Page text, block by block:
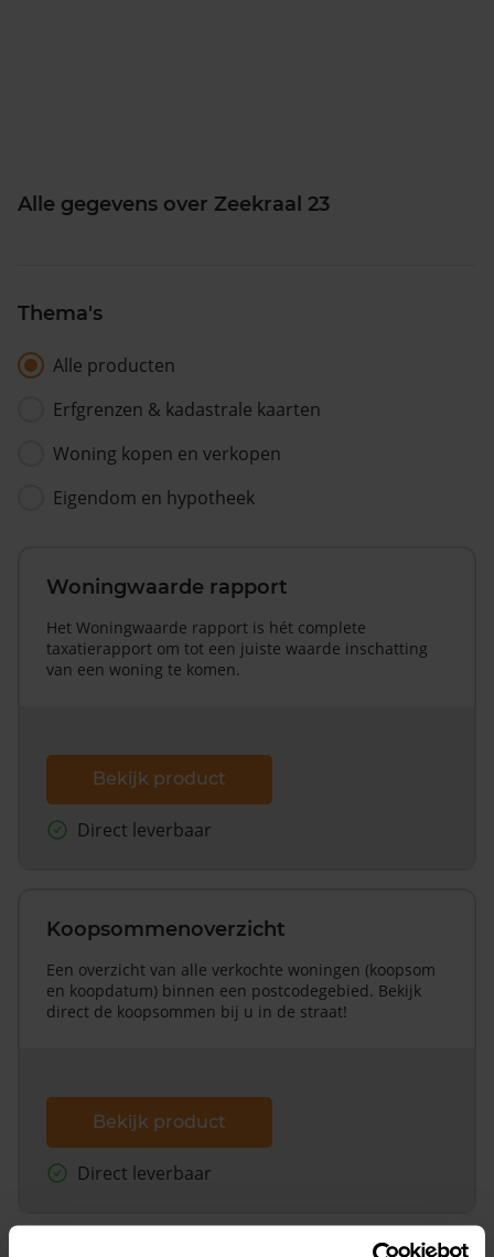
Alle gegevens over Zeekraal 23
Thema's
Alle producten
Erfgrenzen & kadastrale kaarten
Woning kopen en verkopen
Eigendom en hypotheek
Woningwaarde rapport
Het Woningwaarde rapport is hét complete
taxatierapport om tot een juiste waarde inschatting
van een woning te komen.
Bekijk product
Direct leverbaar
Koopsommenoverzicht
Een overzicht van alle verkochte woningen (koopsom
en koopdatum) binnen een postcodegebied. Bekijk
direct de koopsommen bij u in de straat!
Bekijk product
Direct leverbaar